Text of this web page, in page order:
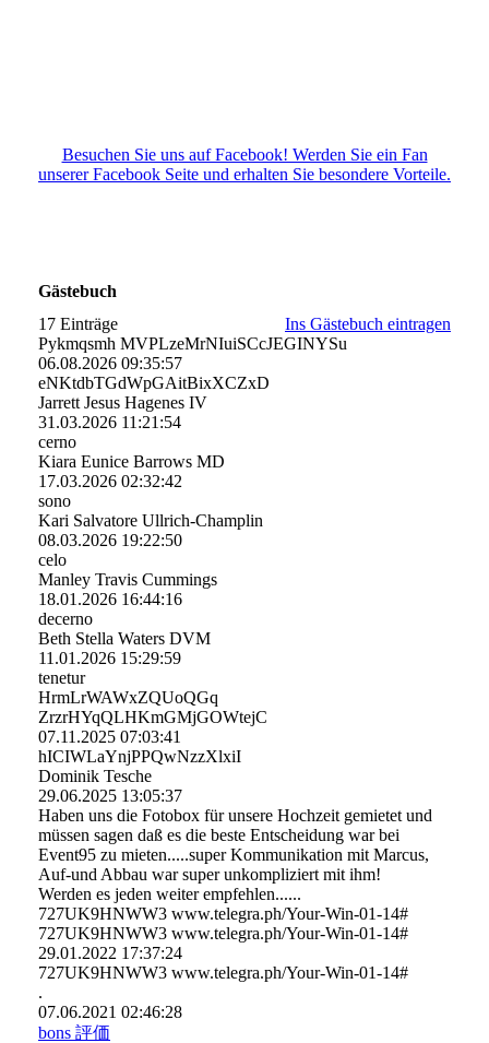
Besuchen Sie uns auf Facebook! Werden Sie ein Fan
unserer Facebook Seite und erhalten Sie besondere Vorteile.
Gästebuch
17 Einträge
Ins Gästebuch eintragen
Pykmqsmh MVPLzeMrNIuiSCcJEGINYSu
06.08.2026 09:35:57
eNKtdbTGdWpGAitBixXCZxD
Jarrett Jesus Hagenes IV
31.03.2026 11:21:54
cerno
Kiara Eunice Barrows MD
17.03.2026 02:32:42
sono
Kari Salvatore Ullrich-Champlin
08.03.2026 19:22:50
celo
Manley Travis Cummings
18.01.2026 16:44:16
decerno
Beth Stella Waters DVM
11.01.2026 15:29:59
tenetur
HrmLrWAWxZQUoQGq
ZrzrHYqQLHKmGMjGOWtejC
07.11.2025 07:03:41
hICIWLaYnjPPQwNzzXlxiI
Dominik Tesche
29.06.2025 13:05:37
Haben uns die Fotobox für unsere Hochzeit gemietet und
müssen sagen daß es die beste Entscheidung war bei
Event95 zu mieten.....super Kommunikation mit Marcus,
Auf-und Abbau war super unkompliziert mit ihm!
Werden es jeden weiter empfehlen......
727UK9HNWW3 www.telegra.ph/Your-Win-01-14#
727UK9HNWW3 www.telegra.ph/Your-Win-01-14#
29.01.2022 17:37:24
727UK9HNWW3 www.­telegra.­ph/­Your-­Win-­01-­14#­
.
07.06.2021 02:46:28
bons 評価